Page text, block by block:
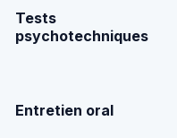
Tests
psychotechniques
Entretien oral